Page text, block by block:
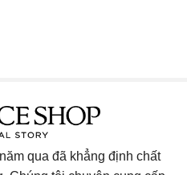
qua đã khẳng định chất